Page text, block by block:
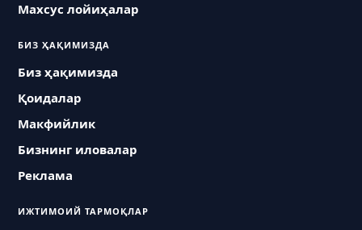
Махсус лойиҳалар
БИЗ ҲАҚИМИЗДА
Биз ҳақимизда
Қоидалар
Макфийлик
Бизнинг иловалар
Реклама
ИЖТИМОИЙ ТАРМОҚЛАР